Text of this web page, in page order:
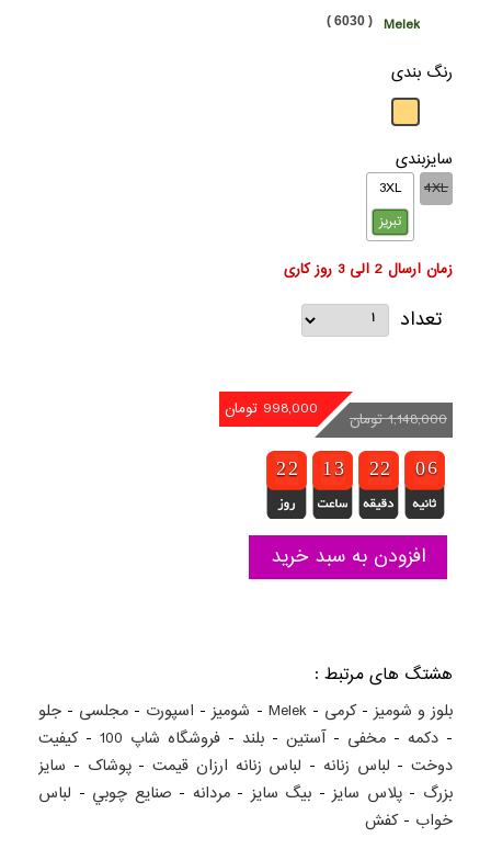
Melek
( 6030 )
رنگ بندی
سایزبندی
4XL
3XL
تبریز
زمان ارسال 2 الی 3 روز کاری
تعداد
1,148,000 تومان 998,000 تومان
1
1
2
21
1
2
2 1
1
1
1 2
2
3
3 1
1
2
21
1
2
2 1
0
06
6
5
افزودن به سبد خرید
هشتگ های مرتبط :
بلوز و شومیز -کرمی -
Melek
- شومیز- اسپورت - مجلسی - جلو
- دکمه - مخفی -آستین - بلند - فروشگاه شاپ 100 -کيفيت
دوخت - لباس زنانه - لباس زنانه ارزان قيمت -پوشاک - سايز
بزرگ -پلاس سايز- بيگ سايز -مردانه - صنايع چوبي - لباس
خواب -کفش